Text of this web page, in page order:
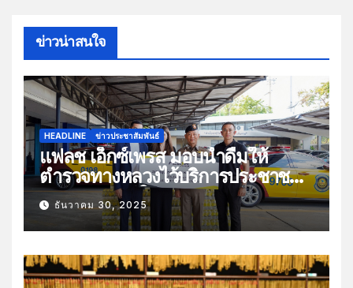
ข่าวน่าสนใจ
HEADLINE ข่าวประชาสัมพันธ์
แฟลช เอ็กซ์เพรส มอบน้ำดื่มให้
ตำรวจทางหลวงไว้บริการประชาชน
ช่วงเทศกาลปีใหม่
ธันวาคม 30, 2025